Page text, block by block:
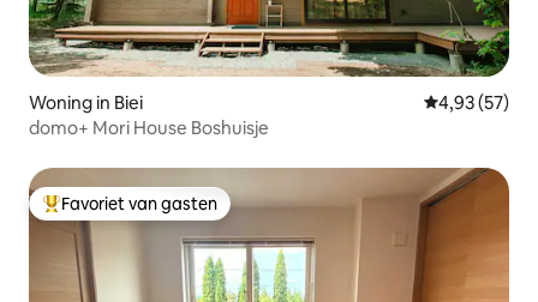
Woning in Biei Gemiddelde
4,93 (57)
domo+ Mori House Boshuisje
Topfavoriet van gasten
Favoriet van gasten